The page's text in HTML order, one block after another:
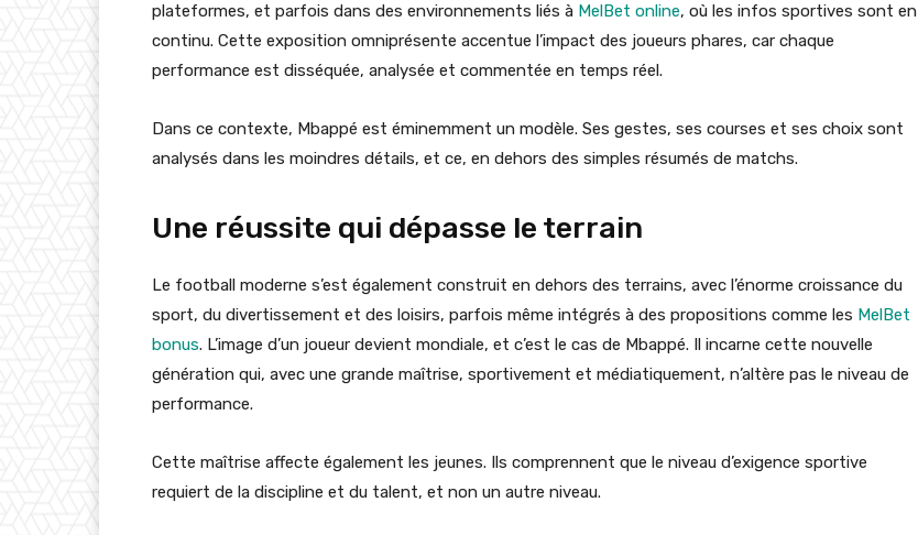
plateformes, et parfois dans des environnements liés à MelBet online, où les infos sportives sont en
continu. Cette exposition omniprésente accentue l’impact des joueurs phares, car chaque
performance est disséquée, analysée et commentée en temps réel.
Dans ce contexte, Mbappé est éminemment un modèle. Ses gestes, ses courses et ses choix sont
analysés dans les moindres détails, et ce, en dehors des simples résumés de matchs.
Une réussite qui dépasse le terrain
Le football moderne s’est également construit en dehors des terrains, avec l’énorme croissance du
sport, du divertissement et des loisirs, parfois même intégrés à des propositions comme les MelBet
bonus. L’image d’un joueur devient mondiale, et c’est le cas de Mbappé. Il incarne cette nouvelle
génération qui, avec une grande maîtrise, sportivement et médiatiquement, n’altère pas le niveau de
performance.
Cette maîtrise affecte également les jeunes. Ils comprennent que le niveau d’exigence sportive
requiert de la discipline et du talent, et non un autre niveau.